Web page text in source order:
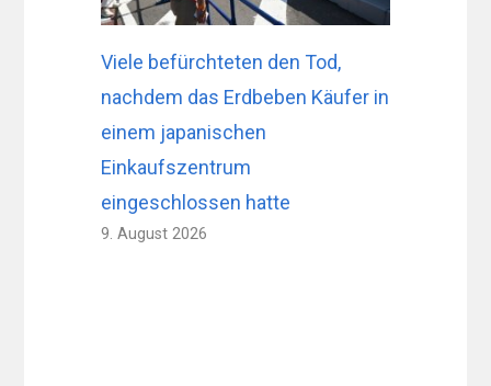
Viele befürchteten den Tod,
nachdem das Erdbeben Käufer in
einem japanischen
Einkaufszentrum
eingeschlossen hatte
9. August 2026